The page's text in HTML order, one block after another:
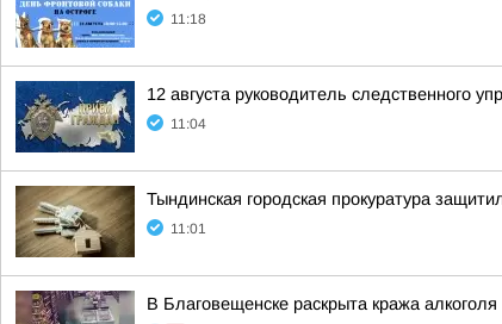
11:18
12 августа руководитель следственного
11:04
Тындинская городская прокуратура
11:01
В Благовещенске раскрыта кража алкоголя